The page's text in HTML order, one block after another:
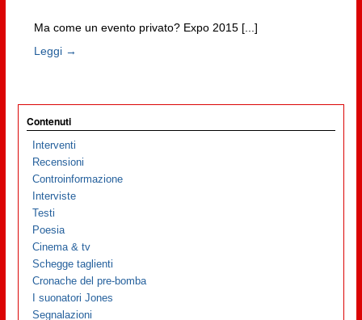
Ma come un evento privato? Expo 2015 [...]
Leggi →
Contenuti
Interventi
Recensioni
Controinformazione
Interviste
Testi
Poesia
Cinema & tv
Schegge taglienti
Cronache del pre-bomba
I suonatori Jones
Segnalazioni